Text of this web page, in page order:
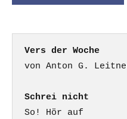
Vers der Woche
Schrei nicht
So! Hör auf